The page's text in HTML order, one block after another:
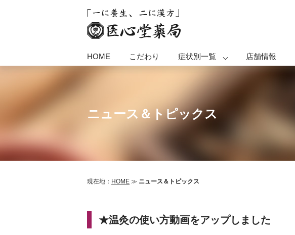
HOME こだわり 症状別一覧 店舗情報
現在地： HOME ≫ ニュース＆トピックス
ニュース＆トピックス
★温灸の使い方動画をアップしました